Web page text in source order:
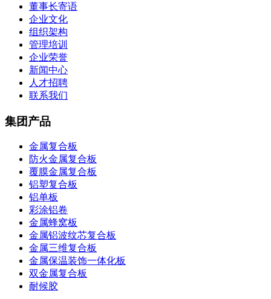
董事长寄语
企业文化
组织架构
管理培训
企业荣誉
新闻中心
人才招聘
联系我们
集团产品
金属复合板
防火金属复合板
覆膜金属复合板
铝塑复合板
铝单板
彩涂铝卷
金属蜂窝板
金属铝波纹芯复合板
金属三维复合板
金属保温装饰一体化板
双金属复合板
耐候胶